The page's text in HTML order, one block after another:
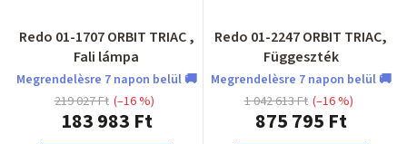
Redo 01-1707 ORBIT TRIAC ,
Fali lámpa
Megrendelèsre 7 napon belül 🚚
183 983 Ft
219 027 Ft (–16 %)
Redo 01-2247 ORBIT TRIAC,
Függeszték
Megrendelèsre 7 napon belül 🚚
875 795 Ft
1 042 613 Ft (–16 %)